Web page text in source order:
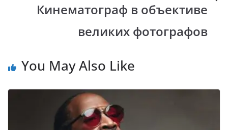
Кинематограф в объективе
великих фотографов
You May Also Like